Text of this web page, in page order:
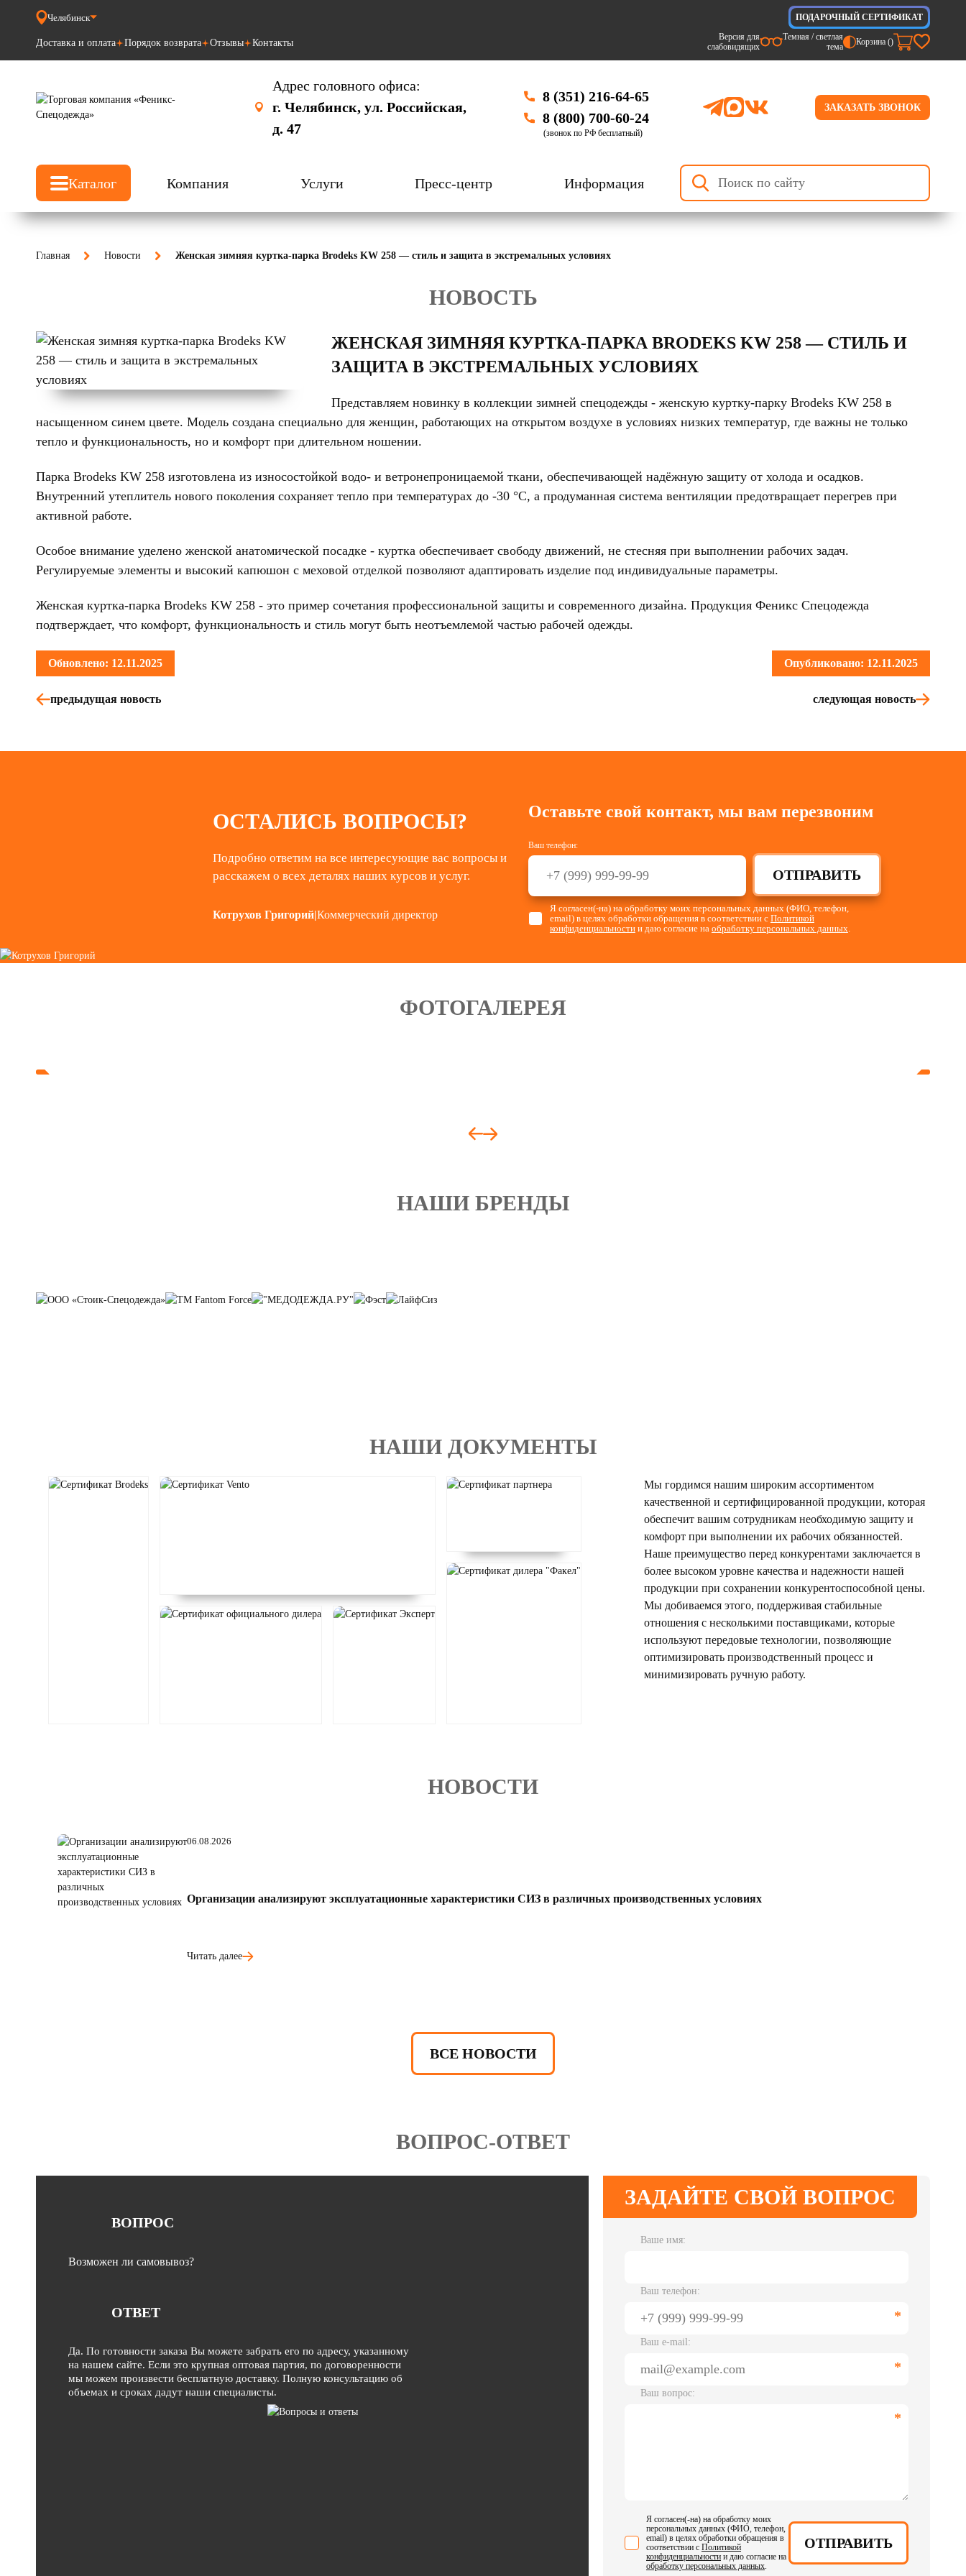
Челябинск
Доставка и оплата Порядок возврата Отзывы Контакты
ПОДАРОЧНЫЙ СЕРТИФИКАТ
Версия для
слабовидящих
Темная / светлая
тема
Корзина ()
Адрес головного офиса:
г. Челябинск, ул. Российская,
д. 47
8 (351) 216-64-65
8 (800) 700-60-24
(звонок по РФ бесплатный)
ЗАКАЗАТЬ ЗВОНОК
Каталог Компания Услуги Пресс-центр Информация
Главная Новости Женская зимняя куртка-парка Brodeks KW 258 — стиль и защита в экстремальных условиях
НОВОСТЬ
ЖЕНСКАЯ ЗИМНЯЯ КУРТКА-ПАРКА BRODEKS KW 258 — СТИЛЬ И
ЗАЩИТА В ЭКСТРЕМАЛЬНЫХ УСЛОВИЯХ
Представляем новинку в коллекции зимней спецодежды - женскую куртку-парку Brodeks KW 258 в
насыщенном синем цвете. Модель создана специально для женщин, работающих на открытом воздухе в условиях низких температур, где важны не только
тепло и функциональность, но и комфорт при длительном ношении.
Парка Brodeks KW 258 изготовлена из износостойкой водо- и ветронепроницаемой ткани, обеспечивающей надёжную защиту от холода и осадков.
Внутренний утеплитель нового поколения сохраняет тепло при температурах до -30 °C, а продуманная система вентиляции предотвращает перегрев при
активной работе.
Особое внимание уделено женской анатомической посадке - куртка обеспечивает свободу движений, не стесняя при выполнении рабочих задач.
Регулируемые элементы и высокий капюшон с меховой отделкой позволяют адаптировать изделие под индивидуальные параметры.
Женская куртка-парка Brodeks KW 258 - это пример сочетания профессиональной защиты и современного дизайна. Продукция Феникс Спецодежда
подтверждает, что комфорт, функциональность и стиль могут быть неотъемлемой частью рабочей одежды.
Обновлено: 12.11.2025 Опубликовано: 12.11.2025
предыдущая новость следующая новость
ОСТАЛИСЬ ВОПРОСЫ?
Подробно ответим на все интересующие вас вопросы и
расскажем о всех деталях наших курсов и услуг.
Котрухов Григорий|Коммерческий директор
Оставьте свой контакт, мы вам перезвоним
Ваш телефон:
ОТПРАВИТЬ
Я согласен(-на) на обработку моих персональных данных (ФИО, телефон,
email) в целях обработки обращения в соответствии с Политикой
конфиденциальностии даю согласие на обработку персональных данных.
ФОТОГАЛЕРЕЯ
НАШИ БРЕНДЫ
НАШИ ДОКУМЕНТЫ
Мы гордимся нашим широким ассортиментом
качественной и сертифицированной продукции, которая
обеспечит вашим сотрудникам необходимую защиту и
комфорт при выполнении их рабочих обязанностей.
Наше преимущество перед конкурентами заключается в
более высоком уровне качества и надежности нашей
продукции при сохранении конкурентоспособной цены.
Мы добиваемся этого, поддерживая стабильные
отношения с несколькими поставщиками, которые
используют передовые технологии, позволяющие
оптимизировать производственный процесс и
минимизировать ручную работу.
НОВОСТИ
06.08.2026
Организации анализируют эксплуатационные характеристики СИЗ в различных производственных условиях
Читать далее
ВСЕ НОВОСТИ
ВОПРОС-ОТВЕТ
ВОПРОС
Возможен ли самовывоз?
ОТВЕТ
Да. По готовности заказа Вы можете забрать его по адресу, указанному
на нашем сайте. Если это крупная оптовая партия, по договоренности
мы можем произвести бесплатную доставку. Полную консультацию об
объемах и сроках дадут наши специалисты.
ЗАДАЙТЕ СВОЙ ВОПРОС
Ваше имя:
Ваш телефон:
Ваш e-mail:
Ваш вопрос:
Я согласен(-на) на обработку моих
персональных данных (ФИО, телефон,
email) в целях обработки обращения в
соответствии с Политикой
конфиденциальности и даю согласие на
обработку персональных данных.
ОТПРАВИТЬ